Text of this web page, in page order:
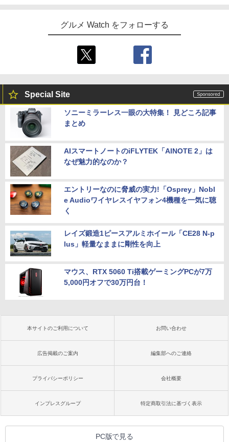
グルメ Watch をフォローする
Special Site
ソニーミラーレス一眼の大特集！ 見どころ記事
まとめ
AIスマートノートのiFLYTEK「AINOTE 2」は
なぜ魅力的なのか？
エントリーなのに脅威の実力!「Osprey」Nobl
e Audioワイヤレスイヤフォン4機種を一気に聴
く
レイズ鍛造1ピースアルミホイール「CE28 N-p
lus」軽量なままに剛性を向上
マウス、RTX 5060 Ti搭載ゲーミングPCが7万
5,000円オフで30万円台！
本サイトのご利用について お問い合わせ
広告掲載のご案内 編集部へのご連絡
プライバシーポリシー 会社概要
インプレスグループ 特定商取引法に基づく表示
PC版で見る